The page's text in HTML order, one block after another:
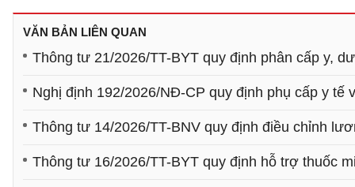
VĂN BẢN LIÊN QUAN
Thông tư 21/2026/TT-BYT quy định phân cấp y,
Nghị định 192/2026/NĐ-CP quy định phụ cấp y tế
Thông tư 14/2026/TT-BNV quy định điều chỉnh
Thông tư 16/2026/TT-BYT quy định hỗ trợ thuốc